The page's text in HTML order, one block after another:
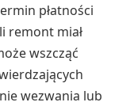
płatności
remont miał
wszcząć
wezwania lub